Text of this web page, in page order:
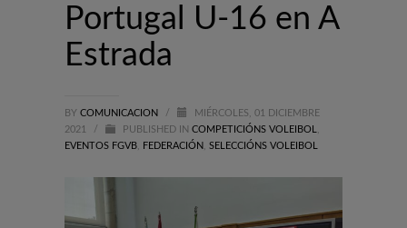
Portugal U-16 en A
Estrada
BY COMUNICACION /
MIÉRCOLES, 01 DICIEMBRE
2021
/ PUBLISHED IN COMPETICIÓNS VOLEIBOL
EVENTOS FGVB
FEDERACIÓN SELECCIÓNS VOLEIBOL